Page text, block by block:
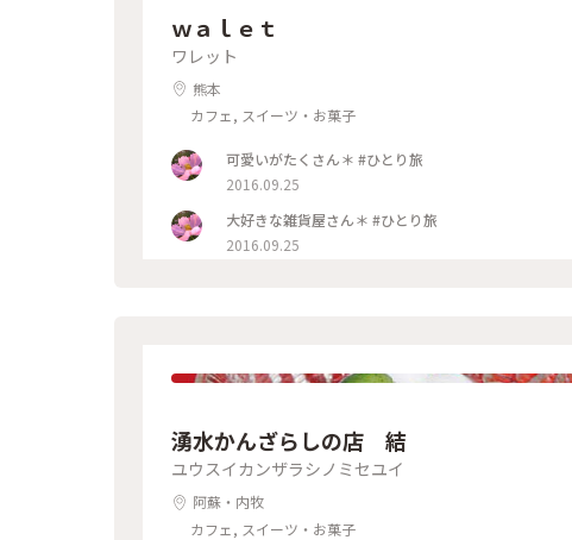
ｗａｌｅｔ
ワレット
熊本
カフェ, スイーツ・お菓子
可愛いがたくさん＊ #ひとり旅
2016.09.25
大好きな雑貨屋さん＊ #ひとり旅
2016.09.25
湧水かんざらしの店 結
ユウスイカンザラシノミセユイ
阿蘇・内牧
カフェ, スイーツ・お菓子